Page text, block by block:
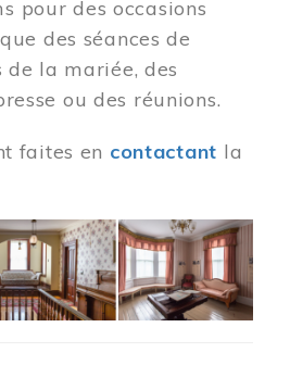
pour des occasions
des séances de
de la mariée, des
ou des réunions.
faites en contactant la